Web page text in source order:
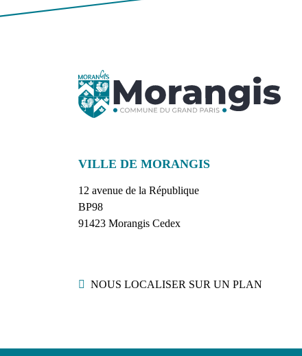
VILLE DE MORANGIS
12 avenue de la République
BP98
91423 Morangis Cedex
Localisation
NOUS LOCALISER SUR UN PLAN